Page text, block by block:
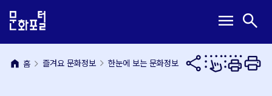
문
내
용
메
뉴
바
메
열
기
menu 검
열
기
search
home 홈 즐겨요 문화정보 한눈에 보는 문화정보